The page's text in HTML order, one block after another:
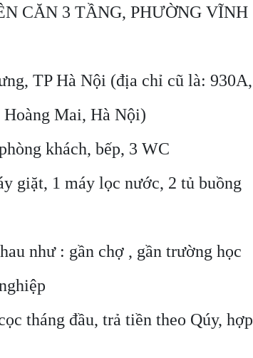
CĂN 3 TẦNG, PHƯỜNG VĨNH
TP Hà Nội (địa chỉ cũ là: 930A,
Mai, Hà Nội)
khách, bếp, 3 WC
giặt, 1 máy lọc nước, 2 tủ buồng
như : gần chợ , gần trường học
tháng đầu, trả tiền theo Qúy, hợp